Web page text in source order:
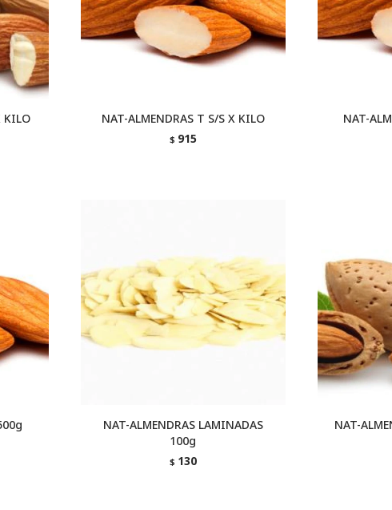
KILO NAT-ALMENDRAS T S/S X KILO
$ 915
NAT-
NAT-ALMENDRAS LAMINADAS
100g
$ 130
NAT-